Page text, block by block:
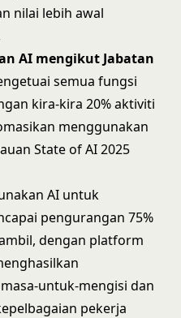
nilai lebih awal
AI mengikut Jabatan
semua fungsi
kira-kira 20% aktiviti
menggunakan
State of AI 2025
AI untuk
pengurangan 75%
dengan platform
untuk-mengisi dan
pekerja